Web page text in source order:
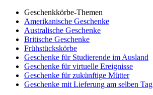
Geschenkkörbe-Themen
Amerikanische Geschenke
Australische Geschenke
Britische Geschenke
Frühstückskörbe
Geschenke für Studierende im Ausland
Geschenke für virtuelle Ereignisse
Geschenke für zukünftige Mütter
Geschenke mit Lieferung am selben Tag